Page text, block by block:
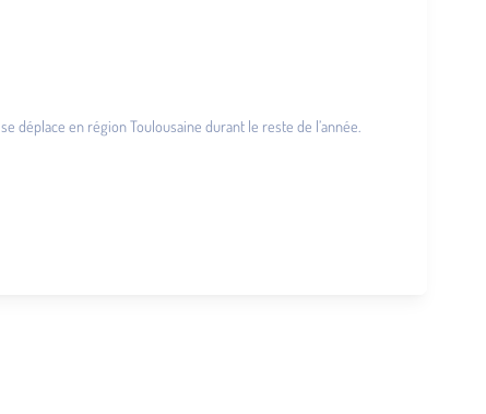
déplace en région Toulousaine durant le reste de l’année.